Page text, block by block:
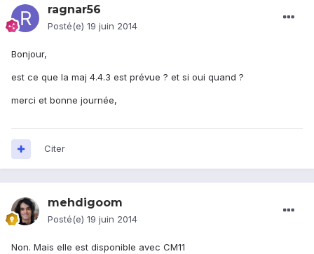
ragnar56
Posté(e) 19 juin 2014
Bonjour,
est ce que la maj 4.4.3 est prévue ? et si oui quand ?
merci et bonne journée,
Citer
mehdigoom
Posté(e) 19 juin 2014
Non. Mais elle est disponible avec CM11